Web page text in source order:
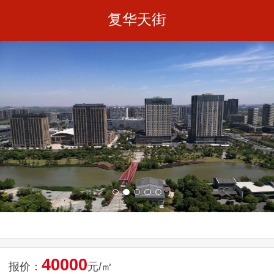
复华天街
报价： 40000元/㎡